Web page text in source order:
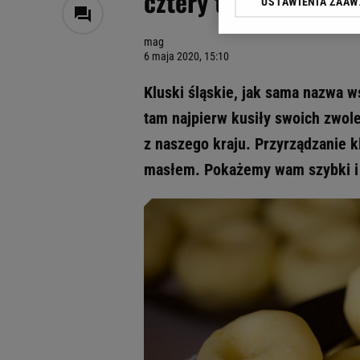
mag
6 maja 2020, 15:10
Kluski śląskie, jak sama nazwa
tam najpierw kusiły swoich
z naszego kraju. Przyrządzanie
masłem. Pokażemy wam
Klikając „Akceptuję”
My, nasi Zaufani
Użycie dokładnych
Przechowywanie
badnie odbiorców i